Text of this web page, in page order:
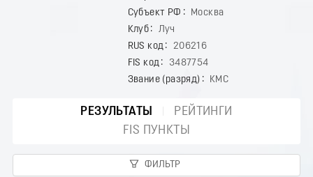
Субъект РФ
Москва
Клуб
Луч
RUS код
206216
FIS код
3487754
Звание (разряд)
КМС
РЕЗУЛЬТАТЫ
РЕЙТИНГИ
FIS ПУНКТЫ
ФИЛЬТР